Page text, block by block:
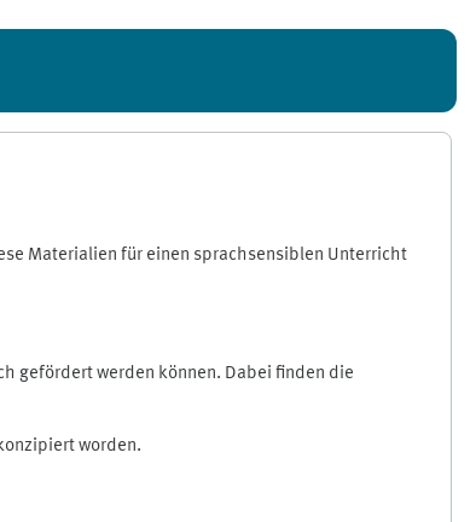
Materialien für einen sprachsensiblen Unterricht
gefördert werden können. Dabei finden die
worden.